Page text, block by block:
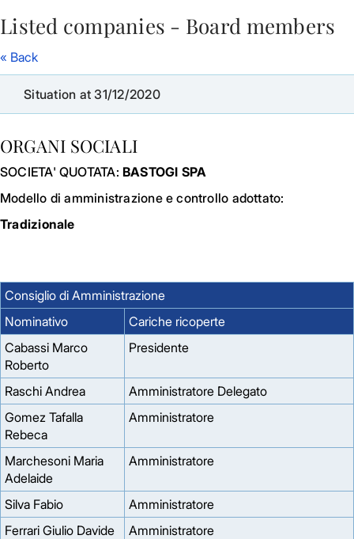
Skip to Main Content
Listed companies - Board members
« Back
Situation at 31/12/2020
ORGANI SOCIALI
SOCIETA' QUOTATA: BASTOGI SPA
Modello di amministrazione e controllo adottato:
Tradizionale
Consiglio di Amministrazione
Nominativo
Cariche ricoperte
Cabassi Marco
Roberto
Presidente
Raschi Andrea
Amministratore Delegato
Gomez Tafalla
Rebeca
Amministratore
Marchesoni Maria
Adelaide
Amministratore
Silva Fabio
Amministratore
Ferrari Giulio Davide
Amministratore